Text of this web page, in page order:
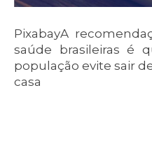
PixabayA
saúde brasileiras é
população evite sair
casa